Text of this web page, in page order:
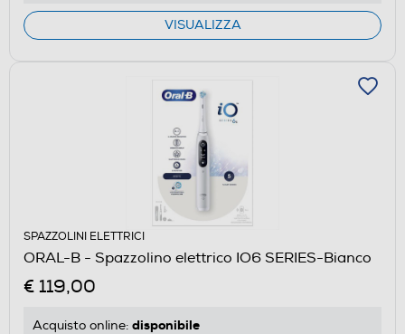
VISUALIZZA
SPAZZOLINI ELETTRICI
ORAL-B - Spazzolino elettrico IO6 SERIES-Bianco
€ 119,00
Acquisto online: disponibile